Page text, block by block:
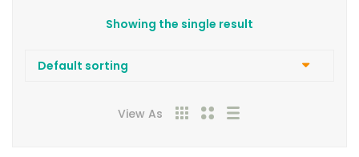
View As
Showing the single result